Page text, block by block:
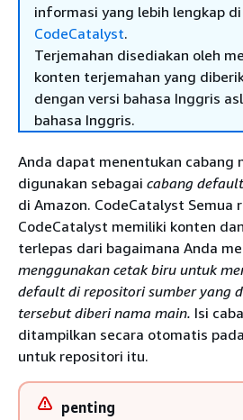
informasi yang lebih lengkap di
CodeCatalyst.
Terjemahan disediakan oleh
konten terjemahan yang
dengan versi bahasa Inggris
bahasa Inggris.
Anda dapat menentukan cabang
digunakan sebagai cabang default
di Amazon. CodeCatalyst Semua
CodeCatalyst memiliki konten
terlepas dari bagaimana Anda
menggunakan cetak biru untuk
default di repositori sumber yang
tersebut diberi nama main. Isi
ditampilkan secara otomatis
untuk repositori itu.
penting